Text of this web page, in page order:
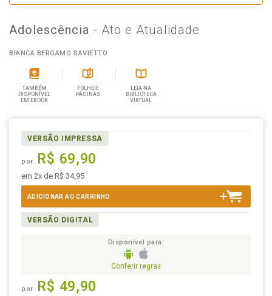
Adolescência - Ato e Atualidade
BIANCA BERGAMO SAVIETTO
TAMBÉM
DISPONÍVEL
EM EBOOK
FOLHEIE
PÁGINAS
LEIA NA
BIBLIOTECA
VIRTUAL
VERSÃO IMPRESSA
por R$ 69,90
em 2x de R$ 34,95
ADICIONAR AO CARRINHO
VERSÃO DIGITAL
Disponível para:
Conferir regras
por R$ 49,90